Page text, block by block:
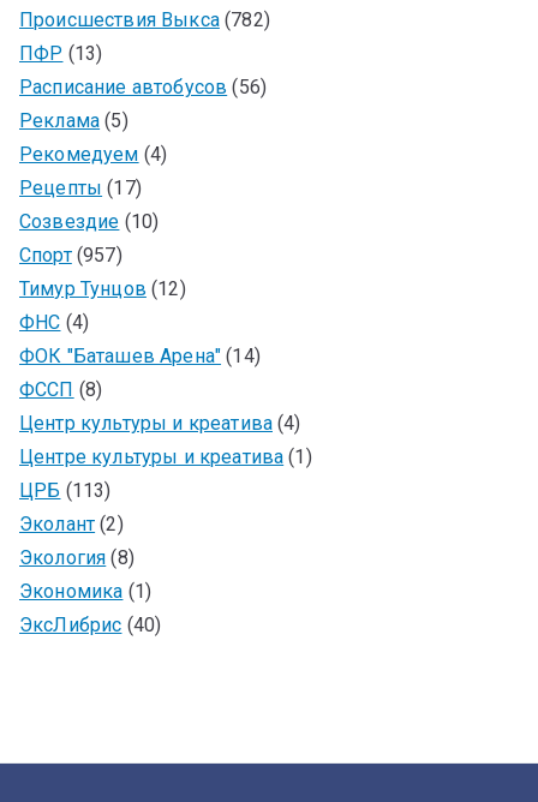
Происшествия Выкса(782)
ПФР (13)
Расписание автобусов (56)
Реклама (5)
Рекомедуем (4)
Рецепты (17)
Созвездие (10)
Спорт(957)
Тимур Тунцов (12)
ФНС (4)
ФОК "Баташев Арена" (14)
ФССП (8)
Центр культуры и креатива (4)
Центре культуры и креатива (1)
ЦРБ (113)
Эколант (2)
Экология (8)
Экономика (1)
ЭксЛибрис (40)